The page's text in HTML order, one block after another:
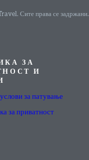
Сите права се задржани.
ЗА
И
за патување
за приватност